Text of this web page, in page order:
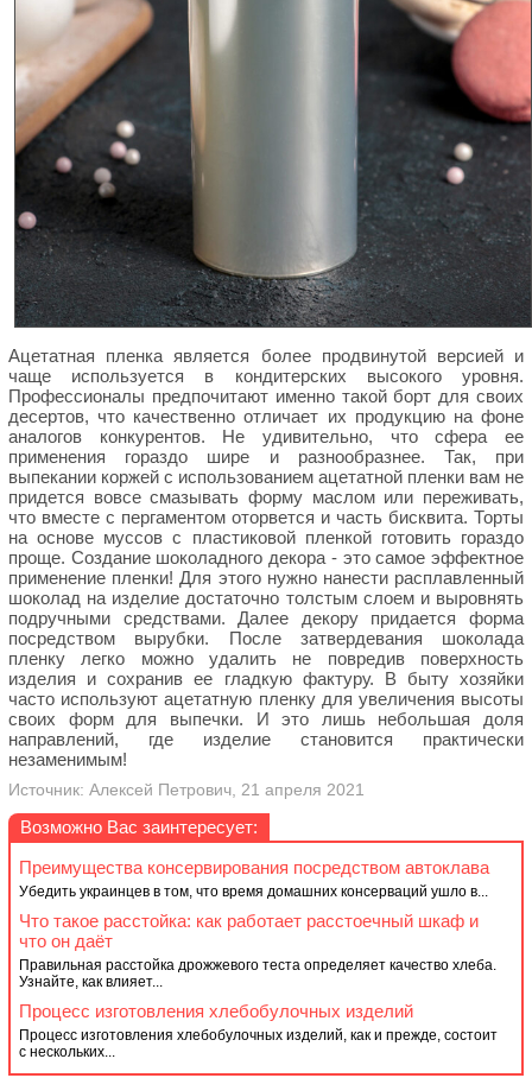
Ацетатная пленка является более продвинутой версией и
чаще используется в кондитерских высокого уровня.
Профессионалы предпочитают именно такой борт для своих
десертов, что качественно отличает их продукцию на фоне
аналогов конкурентов. Не удивительно, что сфера ее
применения гораздо шире и разнообразнее. Так, при
выпекании коржей с использованием ацетатной пленки вам не
придется вовсе смазывать форму маслом или переживать,
что вместе с пергаментом оторвется и часть бисквита. Торты
на основе муссов с пластиковой пленкой готовить гораздо
проще. Создание шоколадного декора - это самое эффектное
применение пленки! Для этого нужно нанести расплавленный
шоколад на изделие достаточно толстым слоем и выровнять
подручными средствами. Далее декору придается форма
посредством вырубки. После затвердевания шоколада
пленку легко можно удалить не повредив поверхность
изделия и сохранив ее гладкую фактуру. В быту хозяйки
часто используют ацетатную пленку для увеличения высоты
своих форм для выпечки. И это лишь небольшая доля
направлений, где изделие становится практически
незаменимым!
Источник: Алексей Петрович, 21 апреля 2021
Возможно Вас заинтересует:
Преимущества консервирования посредством автоклава
Убедить украинцев в том, что время домашних консерваций ушло в...
Что такое расстойка: как работает расстоечный шкаф и
что он даёт
Правильная расстойка дрожжевого теста определяет качество хлеба.
Узнайте, как влияет...
Процесс изготовления хлебобулочных изделий
Процесс изготовления хлебобулочных изделий, как и прежде, состоит
с нескольких...